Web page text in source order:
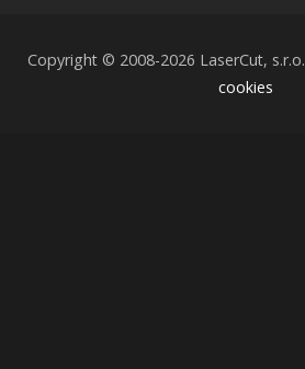
Copyright © 2008-2026 LaserCut, s.r.o.
cookies